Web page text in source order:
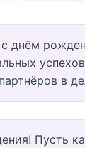
днём
в
Пусть